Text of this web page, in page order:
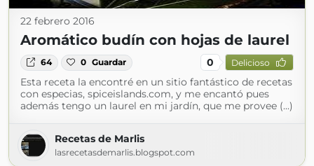
22 febrero 2016
Aromático budín con hojas de laurel
64 0 Guardar 0 Delicioso
Esta receta la encontré en un sitio fantástico de recetas
con especias, spiceislands.com, y me encantó pues
además tengo un laurel en mi jardín, que me provee (...)
Recetas de Marlis
lasrecetasdemarlis.blogspot.com